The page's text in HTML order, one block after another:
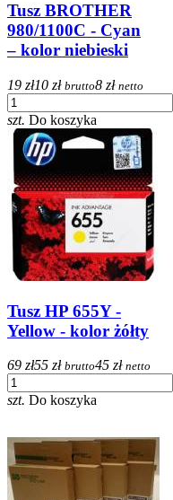
Tusz BROTHER
980/1100C - Cyan
– kolor niebieski
19 zł10 zł brutto8 zł netto
szt. Do koszyka
Tusz HP 655Y -
Yellow - kolor żółty
69 zł55 zł brutto45 zł netto
szt. Do koszyka